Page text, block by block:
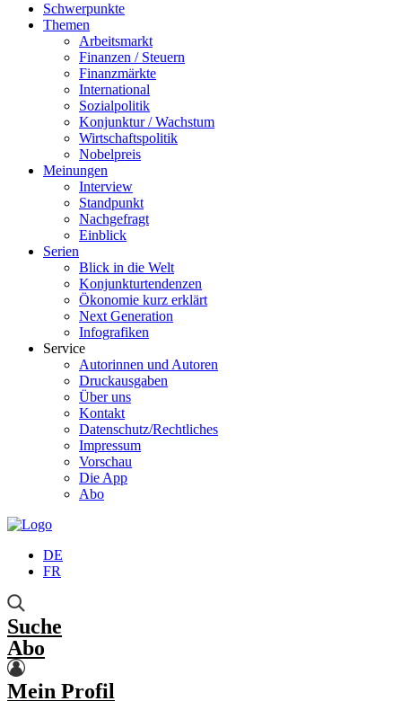
Schwerpunkte
Themen
Arbeitsmarkt
Finanzen / Steuern
Finanzmärkte
International
Sozialpolitik
Konjunktur / Wachstum
Wirtschaftspolitik
Nobelpreis
Meinungen
Interview
Standpunkt
Nachgefragt
Einblick
Serien
Blick in die Welt
Konjunkturtendenzen
Ökonomie kurz erklärt
Next Generation
Infografiken
Service
Autorinnen und Autoren
Druckausgaben
Über uns
Kontakt
Datenschutz/Rechtliches
Impressum
Vorschau
Die App
Abo
DE
FR
Suche
Abo
Mein Profil